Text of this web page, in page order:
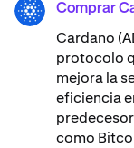
ADA Comprar
Cardano
protocolo
mejora la
eficiencia
como